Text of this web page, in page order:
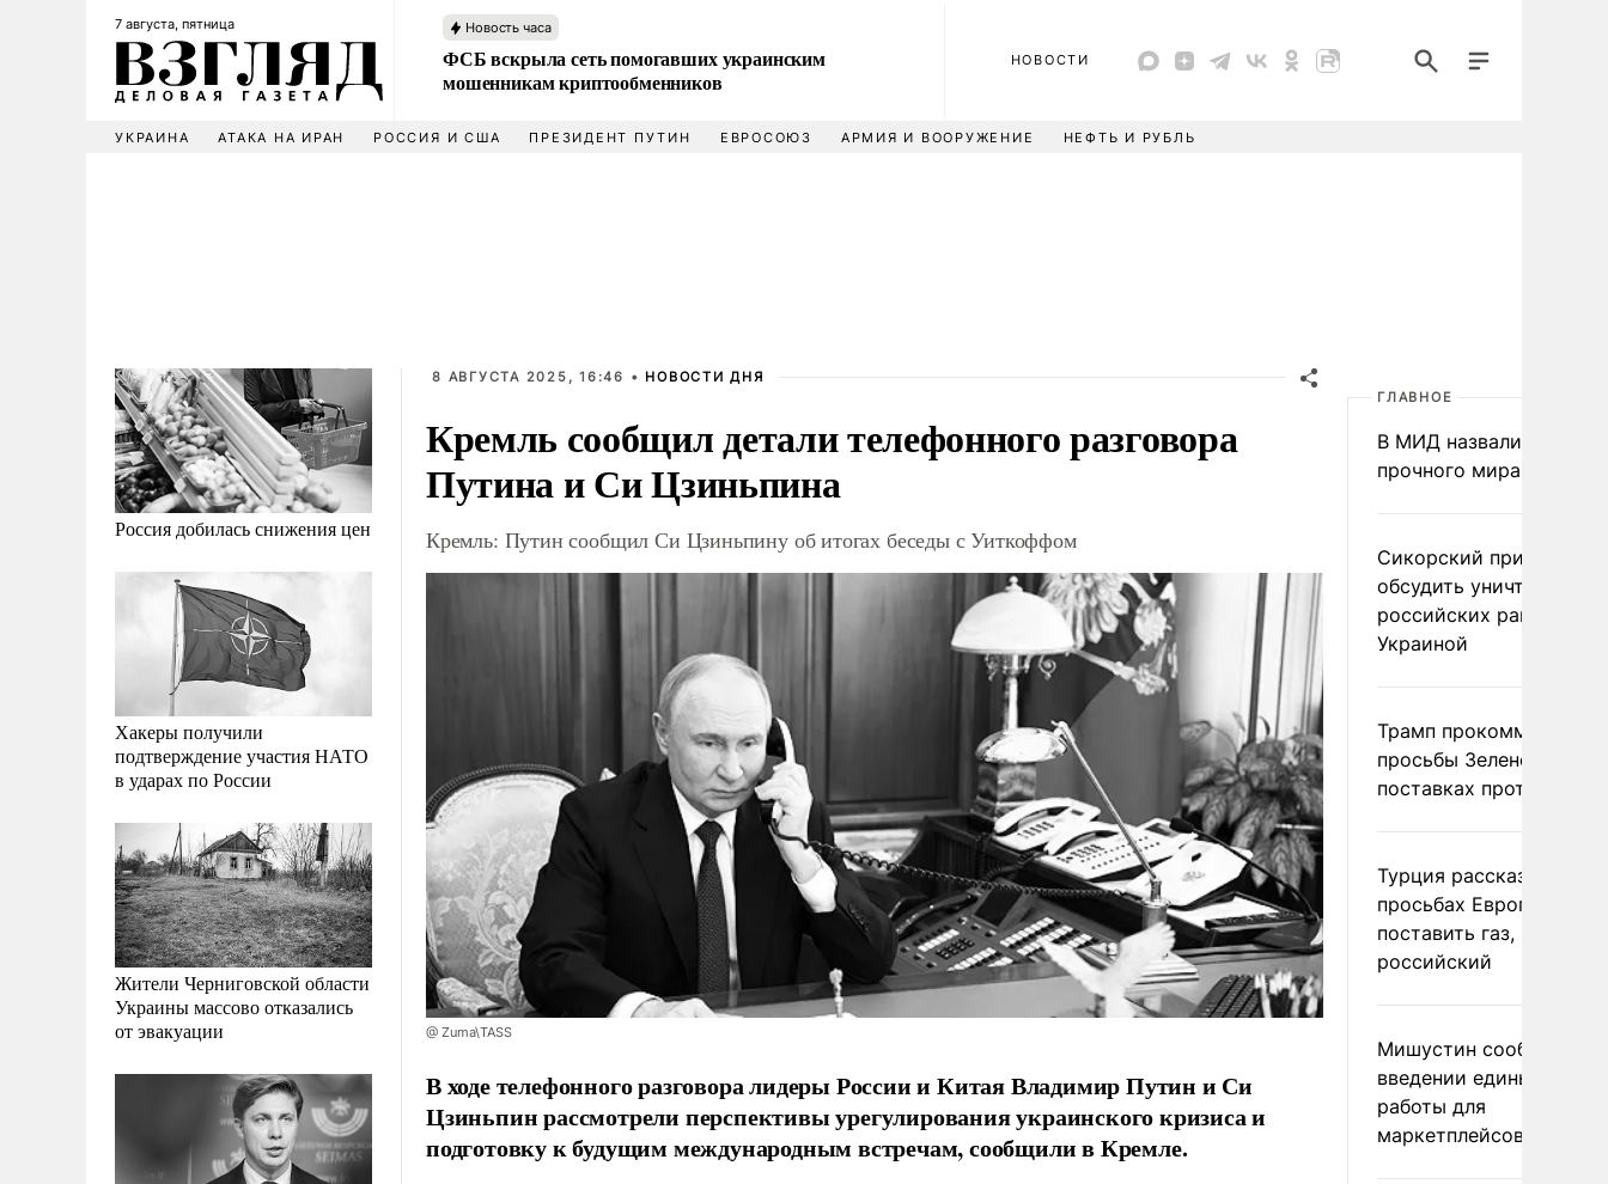
7 августа, пятница Новость часа
ФСБ вскрыла сеть помогавших украинским
мошенникам криптообменников
НОВОСТИ
УКРАИНА АТАКА НА ИРАН РОССИЯ И США ПРЕЗИДЕНТ ПУТИН ЕВРОСОЮЗ АРМИЯ И ВООРУЖЕНИЕ НЕФТЬ И РУБЛЬ
Россия добилась снижения цен
Хакеры получили
подтверждение участия НАТО
в ударах по России
Жители Черниговской области
Украины массово отказались
от эвакуации
8 АВГУСТА 2025, 16:46 • НОВОСТИ ДНЯ
Кремль сообщил детали телефонного разговора
Путина и Си Цзиньпина
Кремль: Путин сообщил Си Цзиньпину об итогах беседы с Уиткоффом
@ Zuma\TASS
В ходе телефонного разговора лидеры России и Китая Владимир Путин и Си
Цзиньпин рассмотрели перспективы урегулирования украинского кризиса и
подготовку к будущим международным встречам, сообщили в Кремле.
ГЛАВНОЕ
В МИД назвали условия
прочного мира на
Сикорский призвал
обсудить уничтожение
российских ракет над
Украиной
Трамп
просьбы Зеленского о
поставках
Турция рассказала о
просьбах Европы
поставить газ, но не
российский
Мишустин сообщил о
введении единых
работы для
маркетплейсов в ЕАЭС